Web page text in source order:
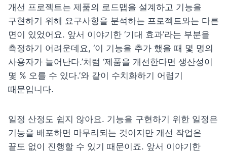
개선 프로젝트는 제품의 로드맵을 설계하고 기능을
구현하기 위해 요구사항을 분석하는 프로젝트와는 다른
면이 있었어요. 앞서 이야기한 ‘기대 효과’라는 부분을
측정하기 어려운데요, ‘이 기능을 추가 했을 때 몇 명의
사용자가 늘어난다.’처럼 ‘제품을 개선한다면 생산성이
몇 % 오를 수 있다.’와 같이 수치화하기 어렵기
때문입니다.
일정 산정도 쉽지 않아요. 기능을 구현하기 위한 일정은
기능을 배포하면 마무리되는 것이지만 개선 작업은
끝도 없이 진행할 수 있기 때문이죠. 앞서 이야기한